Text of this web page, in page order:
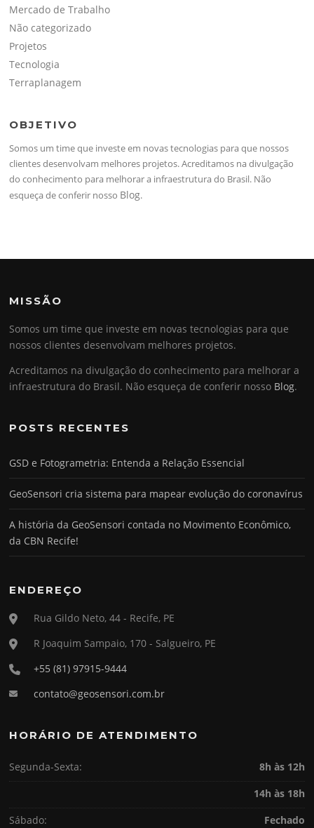
Mercado de Trabalho
Não categorizado
Projetos
Tecnologia
Terraplanagem
OBJETIVO
Somos um time que investe em novas tecnologias para que nossos
clientes desenvolvam melhores projetos. Acreditamos na divulgação
do conhecimento para melhorar a infraestrutura do Brasil. Não
esqueça de conferir nosso Blog.
MISSÃO
Somos um time que investe em novas tecnologias para que
nossos clientes desenvolvam melhores projetos.
Acreditamos na divulgação do conhecimento para melhorar a
infraestrutura do Brasil. Não esqueça de conferir nosso Blog.
POSTS RECENTES
GSD e Fotogrametria: Entenda a Relação Essencial
GeoSensori cria sistema para mapear evolução do coronavírus
A história da GeoSensori contada no Movimento Econômico,
da CBN Recife!
ENDEREÇO
Rua Gildo Neto, 44 - Recife, PE
R Joaquim Sampaio, 170 - Salgueiro, PE
+55 (81) 97915-9444
contato@geosensori.com.br
HORÁRIO DE ATENDIMENTO
Segunda-Sexta:
8h às 12h
14h às 18h
Sábado:
Fechado